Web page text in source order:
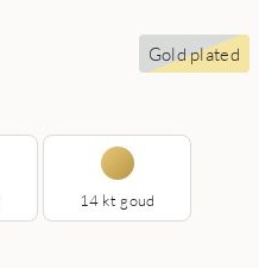
Gold plated
14 kt goud